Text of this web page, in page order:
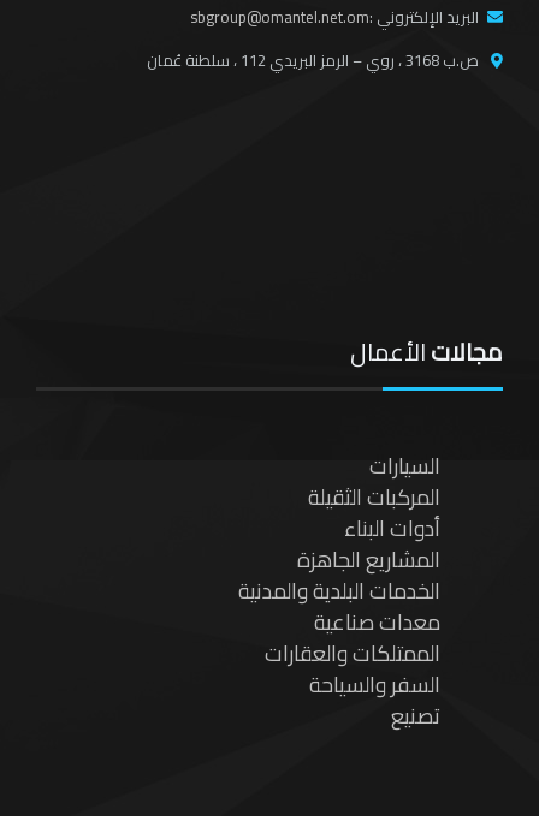
البريد الإلكتروني :sbgroup@omantel.net.om
ص.ب 3168 ، روي – الرمز البريدي 112 ، سلطنة عُمان
مجالاتالأعمال
السيارات
المركبات الثقيلة
أدوات البناء
المشاريع الجاهزة
الخدمات البلدية والمدنية
معدات صناعية
الممتلكات والعقارات
السفر والسياحة
تصنيع